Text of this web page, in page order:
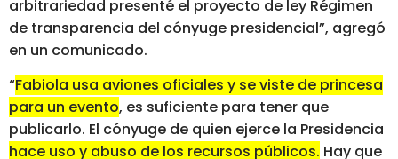
arbitrariedad presenté el proyecto de ley Régimen
de transparencia del cónyuge presidencial”, agregó
en un comunicado.
“Fabiola usa aviones oficiales y se viste de princesa
para un evento, es suficiente para tener que
publicarlo. El cónyuge de quien ejerce la Presidencia
hace uso y abuso de los recursos públicos. Hay que